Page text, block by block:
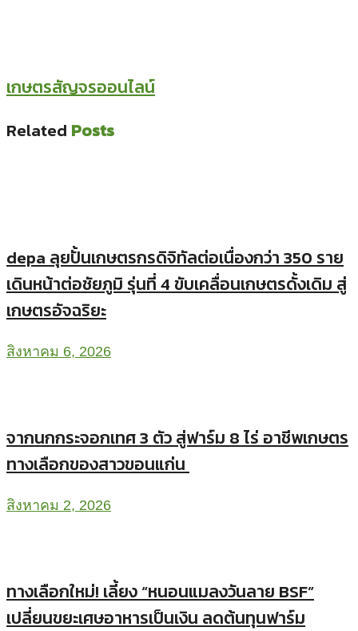
เกษตรสัญจรออนไลน์
Related Posts
depa ลุยปั้นเกษตรกรดิจิทัลต่อเนื่องกว่า 350 ราย
เดินหน้าต่อชัยภูมิ รุ่นที่ 4 ขับเคลื่อนเกษตรดั้งเดิม สู่
เกษตรอัจฉริยะ
สิงหาคม 6, 2026
จากนกกระจอกเทศ 3 ตัว สู่ฟาร์ม 8 ไร่ อาชีพเกษตร
ทางเลือกของสาวขอนแก่น
สิงหาคม 2, 2026
ทางเลือกใหม่! เลี้ยง “หนอนแมลงวันลาย BSF”
เปลี่ยนขยะเศษอาหารเป็นเงิน ลดต้นทุนฟาร์ม